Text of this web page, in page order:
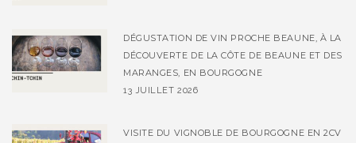
DÉGUSTATION DE VIN PROCHE BEAUNE, À LA
DÉCOUVERTE DE LA CÔTE DE BEAUNE ET DES
MARANGES, EN BOURGOGNE
13 JUILLET 2026
VISITE DU VIGNOBLE DE BOURGOGNE EN 2CV